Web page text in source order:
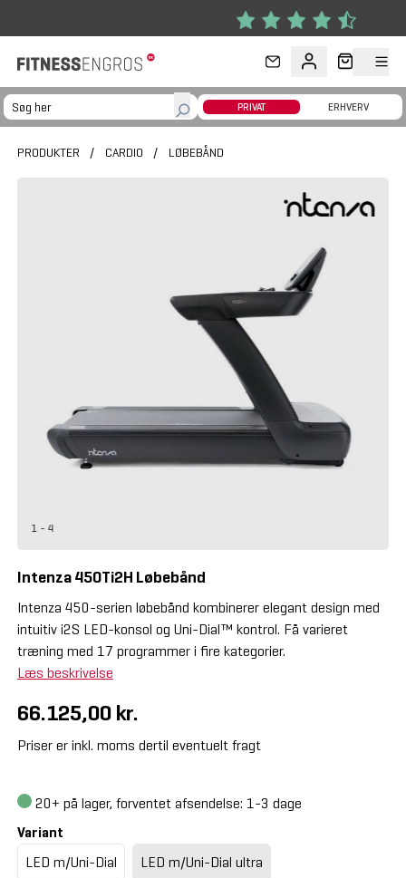
PRIVAT ERHVERV
PRODUKTER / CARDIO / LØBEBÅND
1 - 4
Intenza 450Ti2H Løbebånd
Intenza 450-serien løbebånd kombinerer elegant design med
intuitiv i2S LED-konsol og Uni-Dial™ kontrol. Få varieret
træning med 17 programmer i fire kategorier.
Læs beskrivelse
66.125,00 kr.
Priser er inkl. moms dertil eventuelt fragt
20+ på lager, forventet afsendelse: 1-3 dage
Variant
LED m/Uni-Dial
LED m/Uni-Dial ultra